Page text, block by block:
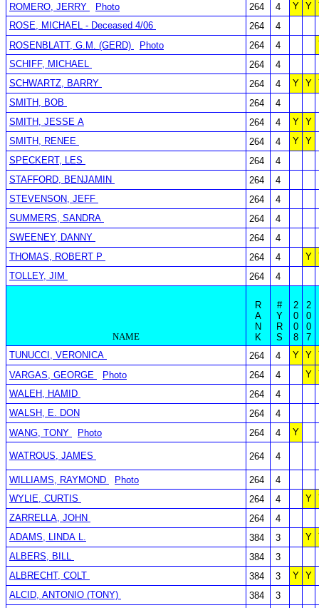
ROMERO, JERRY
Photo 264 4 Y Y
ROSE, MICHAEL - Deceased 4/06
264
4
ROSENBLATT, G.M. (GERD)
Photo 264 4
SCHIFF, MICHAEL
264
4
SCHWARTZ, BARRY
264 4 Y Y
SMITH, BOB
264
4
SMITH, JESSE A
264 4 Y Y
SMITH, RENEE
264 4 Y Y
SPECKERT, LES
264
4
STAFFORD, BENJAMIN
264
4
STEVENSON, JEFF
264
4
SUMMERS, SANDRA
264
4
SWEENEY, DANNY
264
4
THOMAS, ROBERT P
264 4 Y
TOLLEY, JIM
264 4
NAME
R
A
N
K
#
Y
R
S
2
0
0
8
2
0
0
7
TUNUCCI, VERONICA
264 4 Y Y
VARGAS, GEORGE
Photo 264 4 Y
WALEH, HAMID
264
4
WALSH, E. DON
264
4
WANG, TONY
Photo 264 4 Y
WATROUS, JAMES 264 4
WILLIAMS, RAYMOND Photo 264
4
WYLIE, CURTIS
264 4 Y
ZARRELLA, JOHN
264
4
ADAMS, LINDA L.
384 3 Y
ALBERS, BILL
384
3
ALBRECHT, COLT
384 3 Y Y
ALCID, ANTONIO (TONY)
384
3